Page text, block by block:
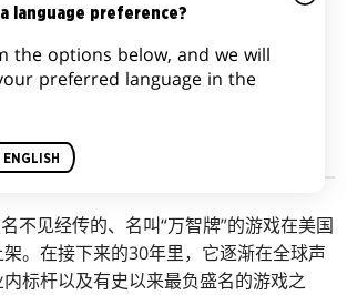
牌30周年庆典
不见经传的、名叫“万智牌”的游戏在美国
。在接下来的30年里，它逐渐在全球声
标杆以及有史以来最负盛名的游戏之
language preference?
the options below, and we will
preferred language in the
ENGLISH